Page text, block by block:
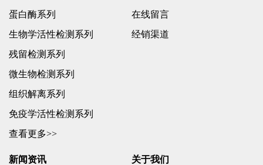
蛋白酶系列
生物学活性检测系列
残留检测系列
微生物检测系列
组织解离系列
免疫学活性检测系列
查看更多>>
在线留言
经销渠道
新闻资讯
关于我们